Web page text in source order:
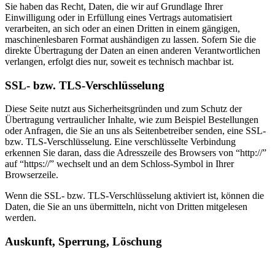
Sie haben das Recht, Daten, die wir auf Grundlage Ihrer
Einwilligung oder in Erfüllung eines Vertrags automatisiert
verarbeiten, an sich oder an einen Dritten in einem gängigen,
maschinenlesbaren Format aushändigen zu lassen. Sofern Sie die
direkte Übertragung der Daten an einen anderen Verantwortlichen
verlangen, erfolgt dies nur, soweit es technisch machbar ist.
SSL- bzw. TLS-Verschlüsselung
Diese Seite nutzt aus Sicherheitsgründen und zum Schutz der
Übertragung vertraulicher Inhalte, wie zum Beispiel Bestellungen
oder Anfragen, die Sie an uns als Seitenbetreiber senden, eine SSL-
bzw. TLS-Verschlüsselung. Eine verschlüsselte Verbindung
erkennen Sie daran, dass die Adresszeile des Browsers von “http://”
auf “https://” wechselt und an dem Schloss-Symbol in Ihrer
Browserzeile.
Wenn die SSL- bzw. TLS-Verschlüsselung aktiviert ist, können die
Daten, die Sie an uns übermitteln, nicht von Dritten mitgelesen
werden.
Auskunft, Sperrung, Löschung